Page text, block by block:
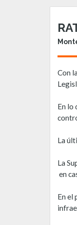
Con
En lo
La
La
en
En el